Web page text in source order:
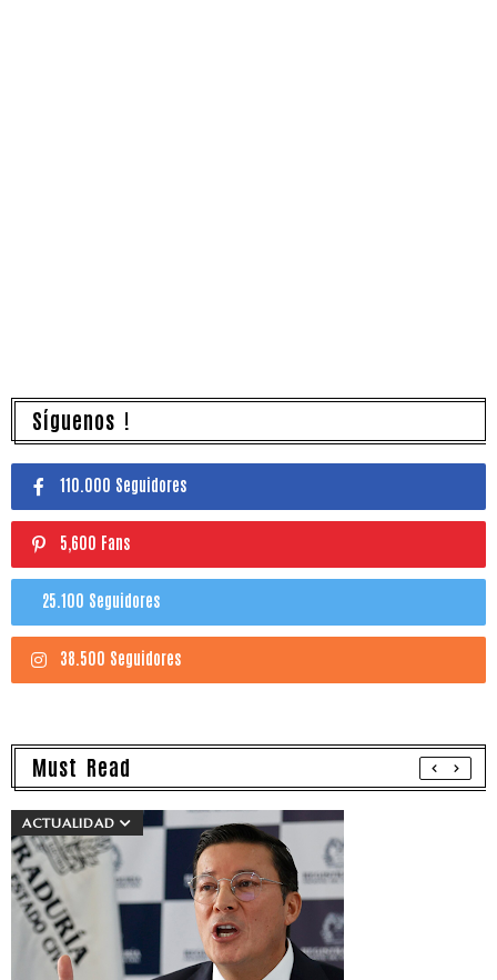
Síguenos !
110.000 Seguidores
5,600 Fans
25.100 Seguidores
38.500 Seguidores
Must Read
ACTUALIDAD